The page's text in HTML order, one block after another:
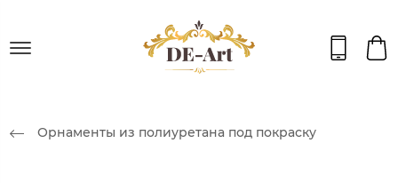
Орнаменты из полиуретана под покраску